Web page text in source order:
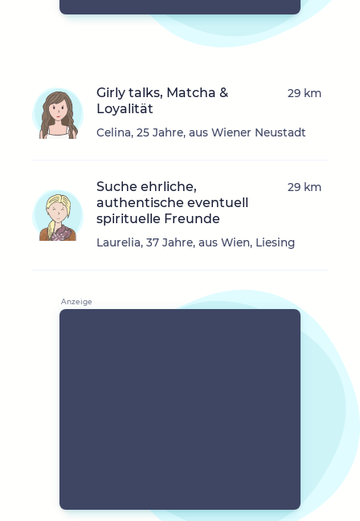
Girly talks, Matcha &
Loyalität
Celina, 25 Jahre, aus Wiener Neustadt
29 km
Suche ehrliche,
authentische eventuell
spirituelle Freunde
Laurelia, 37 Jahre, aus Wien, Liesing
29 km